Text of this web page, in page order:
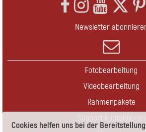
Cookies helfen uns bei der
Newsletter
Fotobearbeitung
Videobearbeitung
Rahmenpakete